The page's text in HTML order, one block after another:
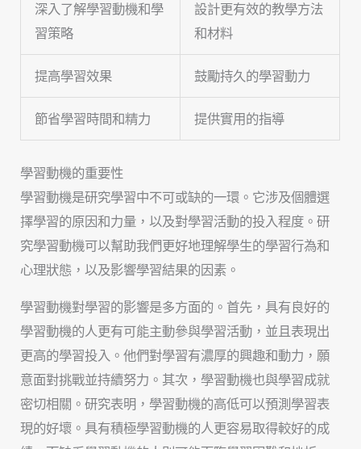
深入了解學習動機和學
習策略
設計更有效的教學方法
和材料
提高學習效果 鼓勵持久的學習動力
節省學習時間和精力 提供實用的指導
學習動機的重要性
學習動機是研究學習中不可或缺的一環。它涉及個體選
擇學習的原因和力量，以及對學習活動的投入程度。研
究學習動機可以幫助我們更好地理解學生的學習行為和
心理狀態，以及影響學習結果的因素。
學習動機對學習的影響是多方面的。首先，具有良好的
學習動機的人更有可能主動參與學習活動，並且表現出
更高的學習投入。他們對學習有濃厚的興趣和動力，願
意面對挑戰並持續努力。其次，學習動機也與學習成就
密切相關。研究表明，學習動機的高低可以預測學習表
現的好壞。具有積極學習動機的人更容易取得較好的成